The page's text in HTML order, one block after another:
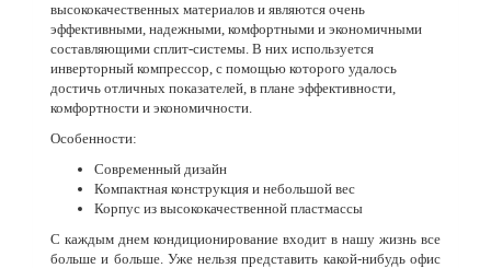
высококачественных материалов и являются очень
эффективными, надежными, комфортными и экономичными
составляющими сплит-системы. В них используется
инверторный компрессор, с помощью которого удалось
достичь отличных показателей, в плане эффективности,
комфортности и экономичности.
Особенности:
Современный дизайн
Компактная конструкция и небольшой вес
Корпус из высококачественной пластмассы
С каждым днем кондиционирование входит в нашу жизнь все
больше и больше. Уже нельзя представить какой-нибудь офис